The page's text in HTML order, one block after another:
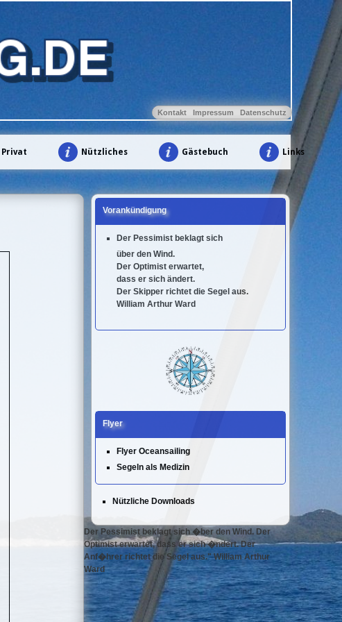
Kontakt Impressum Datenschutz
Privat Nützliches Gästebuch Links
Vorankündigung
Der Pessimist beklagt sich
über den Wind.
Der Optimist erwartet,
dass er sich ändert.
Der Skipper richtet die Segel aus.
William Arthur Ward
Flyer
Flyer Oceansailing
Segeln als Medizin
Nützliche Downloads
Der Pessimist beklagt sich �ber den Wind. Der
Optimist erwartet, dass er sich �ndert. Der
Anf�hrer richtet die Segel aus." William Arthur
Ward